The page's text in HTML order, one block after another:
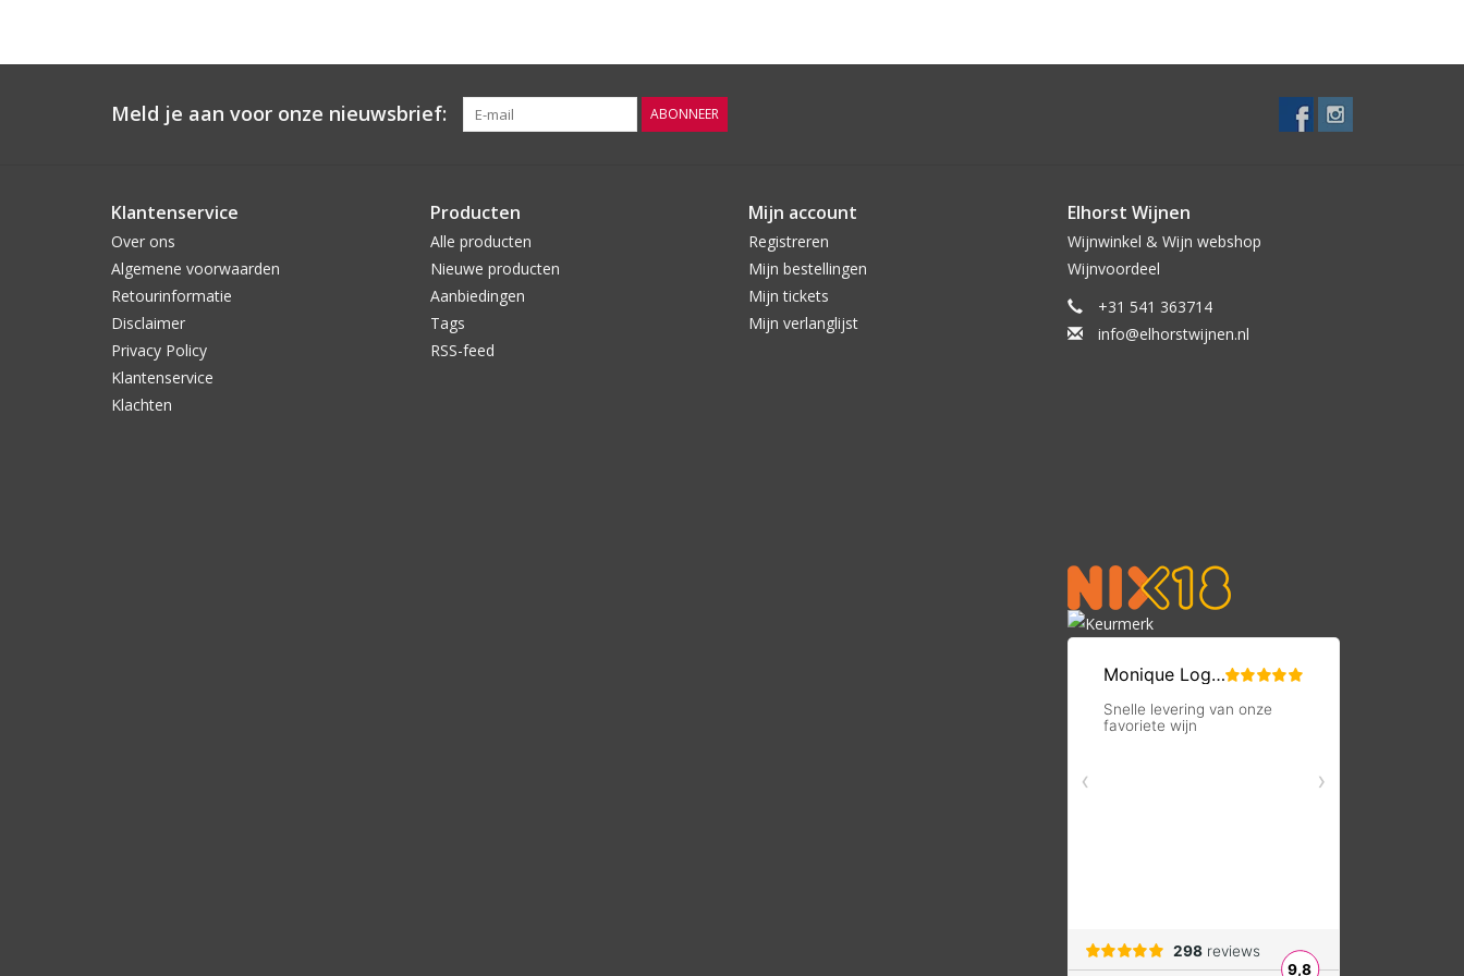
Meld je aan voor onze nieuwsbrief: ABONNEER
Klantenservice
Over ons
Algemene voorwaarden
Retourinformatie
Disclaimer
Privacy Policy
Klantenservice
Klachten
Producten
Alle producten
Nieuwe producten
Aanbiedingen
Tags
RSS-feed
Mijn account
Registreren
Mijn bestellingen
Mijn tickets
Mijn verlanglijst
Elhorst Wijnen
Wijnwinkel & Wijn webshop
Wijnvoordeel
+31 541 363714
info@elhorstwijnen.nl